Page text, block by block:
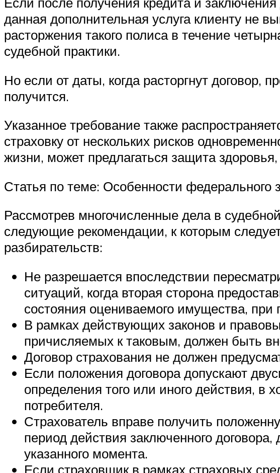
данная дополнительная услуга клиенту не
расторжения такого полиса в течение
судебной практики.
Но если от даты, когда расторгнут договор,
получится.
Указанное требование также
страховку от нескольких рисков
жизни, может предлагаться защита
Статья по теме: Особенности
Рассмотрев многочисленные дела в
следующие рекомендации, к которым
разбирательств:
Не разрешается впоследствии
ситуаций, когда вторая сторона
состояния оцениваемого имущества,
В рамках действующих законов и
причисляемых к таковым, должен быть
Договор страхования не должен
Если положения договора допускают
определения того или иного действия, в
потребителя.
Страхователь вправе получить
период действия заключенного
указанного момента.
Если страховщик в рамках страховых